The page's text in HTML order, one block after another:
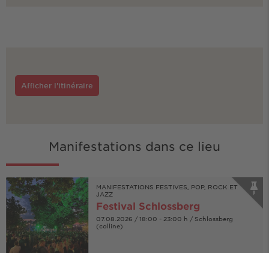
Afficher l'itinéraire
Manifestations dans ce lieu
MANIFESTATIONS FESTIVES, POP, ROCK ET
JAZZ
Festival Schlossberg
07.08.2026 / 18:00 - 23:00 h / Schlossberg
(colline)